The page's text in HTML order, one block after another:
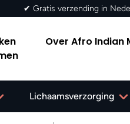
✔ Gratis verzending in
Over Afro Indian
Lichaamsverzorging